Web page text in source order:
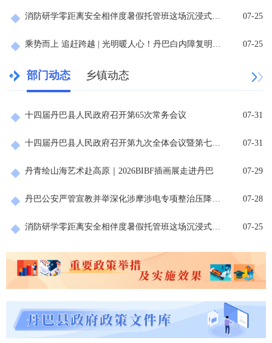
消防研学零距离安全相伴度暑假托管班这场沉浸式消防课堂超有料 07-25
乘势而上 追赶跨越 | 光明暖人心！丹巴白内障复明工程守护“夕阳红” 07-25
部门动态 乡镇动态
十四届丹巴县人民政府召开第65次常务会议 07-31
十四届丹巴县人民政府召开第九次全体会议暨第七次廉政工作会议 07-31
丹青绘山海艺术赴高原｜2026BIBF插画展走进丹巴 07-29
丹巴公安严管宣教并举深化涉摩涉电专项整治压降非机动车事故 07-28
消防研学零距离安全相伴度暑假托管班这场沉浸式消防课堂超有料 07-25